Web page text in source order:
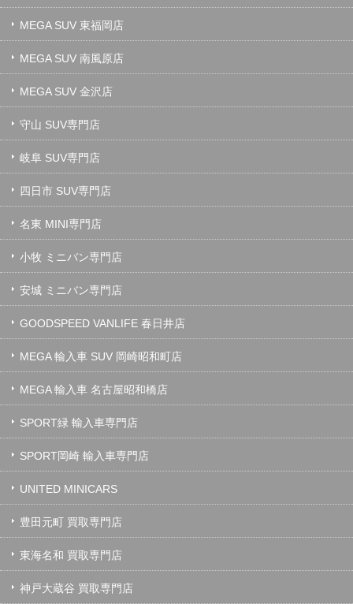
MEGA SUV 東福岡店
MEGA SUV 南風原店
MEGA SUV 金沢店
守山 SUV専門店
岐阜 SUV専門店
四日市 SUV専門店
名東 MINI専門店
小牧 ミニバン専門店
安城 ミニバン専門店
GOODSPEED VANLIFE 春日井店
MEGA 輸入車 SUV 岡崎昭和町店
MEGA 輸入車 名古屋昭和橋店
SPORT緑 輸入車専門店
SPORT岡崎 輸入車専門店
UNITED MINICARS
豊田元町 買取専門店
東海名和 買取専門店
神戸大蔵谷 買取専門店